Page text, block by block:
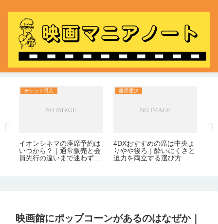
チケット購入
イオンシネマの座席予約は
いつから？｜通常販売と会
員先行の違いまで迷わずわ
座席選び
4DXおすすめの席は中央よ
りやや後ろ｜酔いにくさと
迫力を両立する選び方
映画館にポップコーンがあるのはなぜか｜